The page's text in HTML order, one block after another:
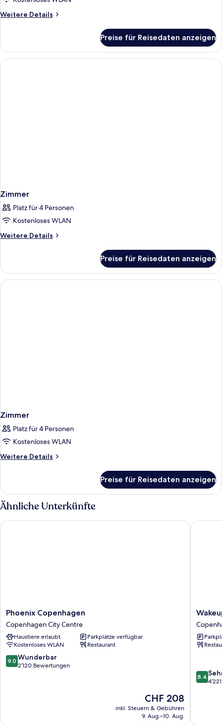
Weitere Details
Weitere
Room
Preise für Reisedaten anzeigen
Zimmer
Platz für 4 Personen
Kostenloses WLAN
Weitere Details
Weitere
Preise für Reisedaten anzeigen
Zimmer
Platz für 4 Personen
Kostenloses WLAN
Weitere Details
Weitere
Preise für Reisedaten anzeigen
Ähnliche Unterkünfte
Phoenix
Copenhagen
Copenhagen
City
Centre
Phoenix Copenhagen
Copenhagen City Centre
Haustiere erlaubt
Parkplätze verfügbar
Kostenloses WLAN
Restaurant
9.0
von
9.0 Wunderbar
2’120 Bewertungen
Der
Preis
beträgt
CHF 208
inkl. Steuern & Gebühren
9. Aug.–10. Aug.
Phoenix Copenhagen
Wakeup
City
8.4
von
8.4